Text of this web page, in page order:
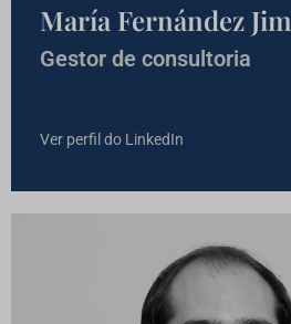
María Fernández
Gestor de consultoria
Ver perfil do LinkedIn